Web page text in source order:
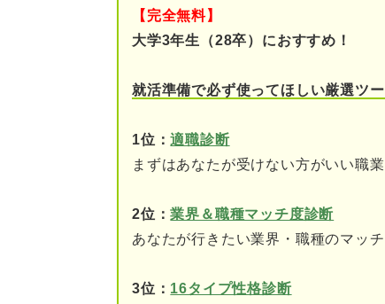
②配属先がどこになる
企業に噂には一方的な理解を
【完全無料】
大学3年生（28卒）におすすめ！
就活準備で必ず使ってほしい厳選ツ
1位：適職診断
まずはあなたが受けない方がいい職
2位：業界＆職種マッチ度診断
あなたが行きたい業界・職種のマッ
3位： 16タイプ性格診断